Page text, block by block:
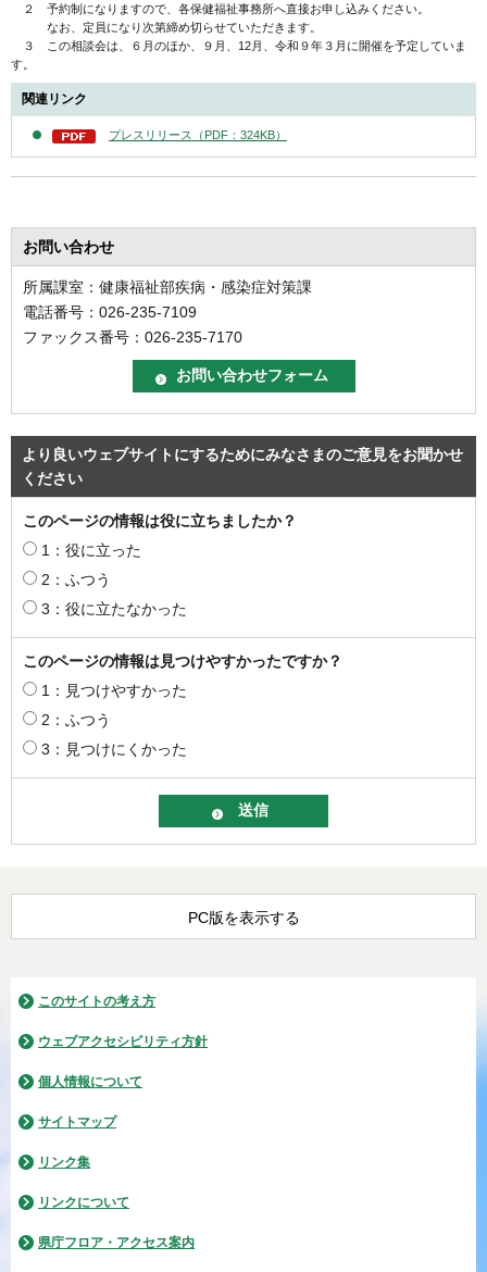
２ 予約制になりますので、各保健福祉事務所へ直接お申し込みください。
なお、定員になり次第締め切らせていただきます。
３ この相談会は、６月のほか、９月、12月、令和９年３月に開催を予定していま
す。
関連リンク
プレスリリース（PDF：324KB）
お問い合わせ
所属課室：健康福祉部疾病・感染症対策課
電話番号：026-235-7109
ファックス番号：026-235-7170
より良いウェブサイトにするためにみなさまのご意見をお聞かせ
ください
このページの情報は役に立ちましたか？
1：役に立った
2：ふつう
3：役に立たなかった
このページの情報は見つけやすかったですか？
1：見つけやすかった
2：ふつう
3：見つけにくかった
PC版を表示する
このサイトの考え方
ウェブアクセシビリティ方針
個人情報について
サイトマップ
リンク集
リンクについて
県庁フロア・アクセス案内